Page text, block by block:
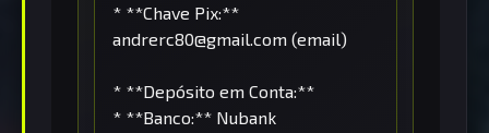
* **Chave Pix:**
andrerc80@gmail.com (email)
* **Depósito em Conta:**
* **Banco:** Nubank